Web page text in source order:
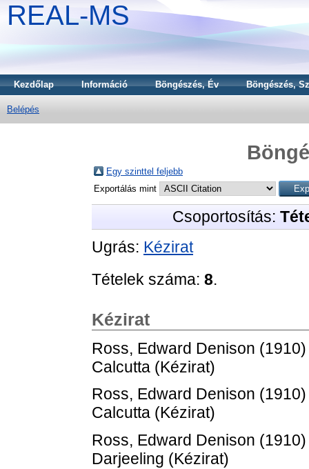
REAL-MS
Kezdőlap Információ Böngészés, Év Böngészés,
Belépés
Egy szinttel feljebb
Exportálás mint
Csoportosítás:
Ugrás: Kézirat
Tételek száma: 8.
Kézirat
Ross, Edward Denison
Calcutta (Kézirat)
Ross, Edward Denison
Calcutta (Kézirat)
Ross, Edward Denison
Darjeeling (Kézirat)